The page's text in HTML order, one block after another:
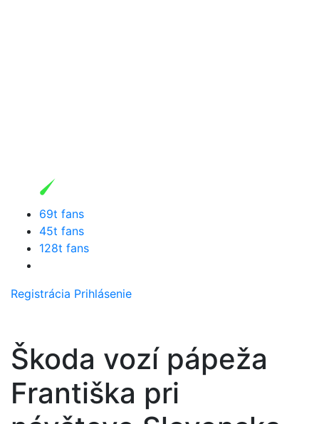
69t fans
45t fans
128t fans
Registrácia Prihlásenie
Škoda vozí pápeža
Františka pri